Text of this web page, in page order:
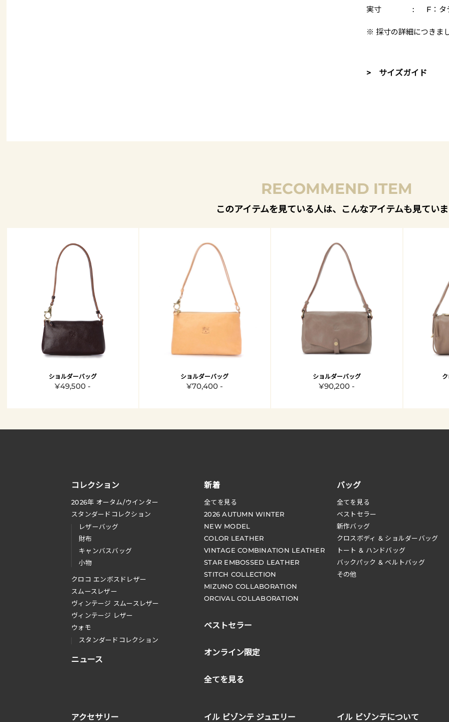
実寸
: F：タ
※ 採寸の詳細につきま
> サイズガイド
RECOMMEND ITEM
このアイテムを見ている人は、こんなアイテムも見てい
ショルダーバッグ
¥49,500 -
ショルダーバッグ
¥70,400 -
ショルダーバッグ
¥90,200 -
コレクション
2026年 オータム/ウインター
スタンダードコレクション
レザーバッグ
財布
キャンバスバッグ
小物
クロコ エンボスドレザー
スムースレザー
ヴィンテージ スムースレザー
ヴィンテージ レザー
ウォモ
スタンダードコレクション
ニュース
新着
全てを見る
2026 AUTUMN WINTER
NEW MODEL
COLOR LEATHER
VINTAGE COMBINATION LEATHER
STAR EMBOSSED LEATHER
STITCH COLLECTION
MIZUNO COLLABORATION
ORCIVAL COLLABORATION
ベストセラー
オンライン限定
全てを見る
バッグ
全てを見る
ベストセラー
新作バッグ
クロスボディ & ショルダーバッグ
トート & ハンドバッグ
バックパック & ベルトバッグ
その他
アクセサリー イル ビゾンテ ジュエリー イル ビゾンテについて